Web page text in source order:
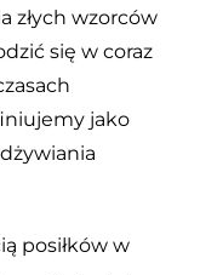
złych wzorców
się w coraz
jako
posiłków w